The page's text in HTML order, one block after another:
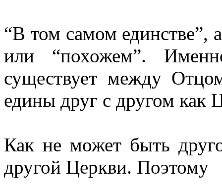
“В том самом единстве”,
или “похожем”.
существует между
едины друг с другом как
Как не может быть
другой Церкви. Поэтому